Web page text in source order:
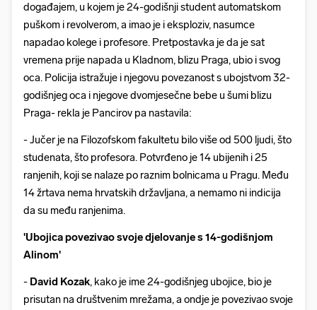
događajem, u kojem je 24-godišnji student automatskom
puškom i revolverom, a imao je i eksploziv, nasumce
napadao kolege i profesore. Pretpostavka je da je sat
vremena prije napada u Kladnom, blizu Praga, ubio i svog
oca. Policija istražuje i njegovu povezanost s ubojstvom 32-
godišnjeg oca i njegove dvomjesečne bebe u šumi blizu
Praga- rekla je Pancirov pa nastavila:
- Jučer je na Filozofskom fakultetu bilo više od 500 ljudi, što
studenata, što profesora. Potvrđeno je 14 ubijenih i 25
ranjenih, koji se nalaze po raznim bolnicama u Pragu. Među
14 žrtava nema hrvatskih državljana, a nemamo ni indicija
da su među ranjenima.
'Ubojica povezivao svoje djelovanje s 14-godišnjom
Alinom'
- David Kozak, kako je ime 24-godišnjeg ubojice, bio je
prisutan na društvenim mrežama, a ondje je povezivao svoje